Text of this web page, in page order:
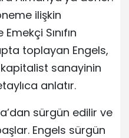
ilişkin
Sınıfın
toplayan Engels,
kapitalist sanayinin
anlatır.
sürgün edilir ve
Engels sürgün